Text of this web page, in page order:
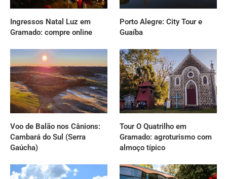
Ingressos Natal Luz em
Gramado: compre online
Porto Alegre: City Tour e
Guaíba
Voo de Balão nos Cânions:
Cambará do Sul (Serra
Gaúcha)
Tour O Quatrilho em
Gramado: agroturismo com
almoço típico